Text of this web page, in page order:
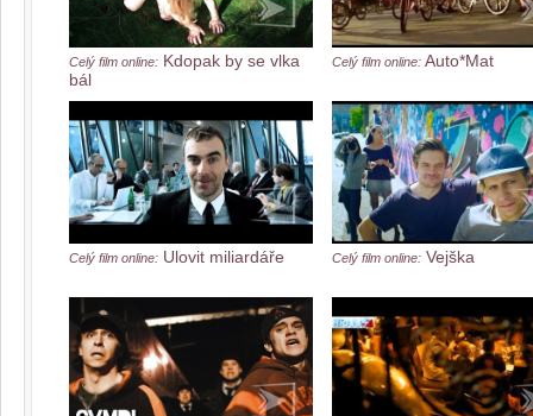
Celý film online: Kdopak by se vlka
bál
Celý film online: Auto*Mat
Celý film online: Ulovit miliardáře Celý film online: Vejška